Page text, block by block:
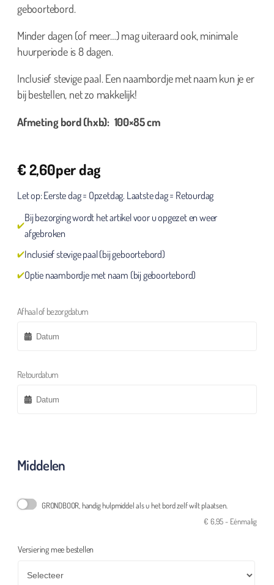
geboortebord.
Minder dagen (of meer…) mag uiteraard ook, minimale
huurperiode is 8 dagen.
Inclusief stevige paal. Een naambordje met naam kun je er
bij bestellen, net zo makkelijk!
Afmeting bord (hxb): 100×85 cm
€2,60per dag
Let op: Eerste dag = Opzetdag. Laatste dag = Retourdag
Bij bezorging wordt het artikel voor u opgezet en weer
afgebroken
Inclusief stevige paal (bij geboortebord)
Optie naambordje met naam (bij geboortebord)
Afhaal of bezorgdatum
Retourdatum
Middelen
GRONDBOOR, handig hulpmiddel als u het bord zelf wilt plaatsen.
€ 6,95- Eénmalig
Versiering mee bestellen